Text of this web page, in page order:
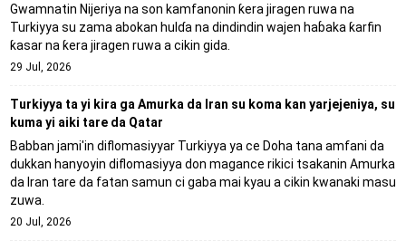
Gwamnatin Nijeriya na son kamfanonin ƙera jiragen ruwa na
Turkiyya su zama abokan hulɗa na dindindin wajen haɓaka ƙarfin
ƙasar na ƙera jiragen ruwa a cikin gida.
29 Jul, 2026
Turkiyya ta yi kira ga Amurka da Iran su koma kan yarjejeniya, su
kuma yi aiki tare da Qatar
Babban jami'in diflomasiyyar Turkiyya ya ce Doha tana amfani da
dukkan hanyoyin diflomasiyya don magance rikici tsakanin Amurka
da Iran tare da fatan samun ci gaba mai kyau a cikin kwanaki masu
zuwa.
20 Jul, 2026